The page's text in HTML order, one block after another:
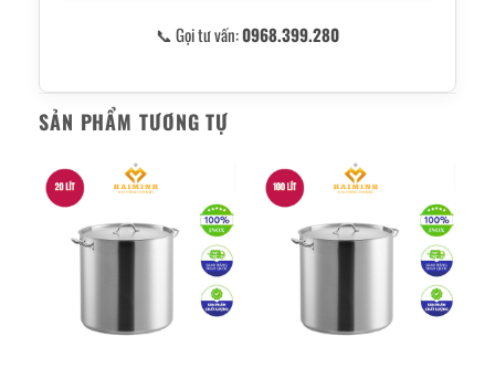
📞 Gọi tư vấn:0968.399.280
SẢN PHẨM TƯƠNG TỰ